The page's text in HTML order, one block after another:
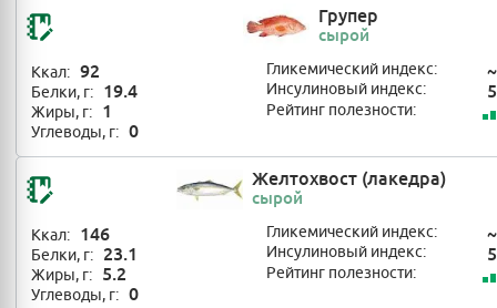
Групер
сырой
Ккал: 92
Белки, г: 19.4
Жиры, г: 1
Углеводы, г: 0
Гликемический индекс: ~
Инсулиновый индекс:
Рейтинг полезности:
Желтохвост (лакедра)
сырой
Ккал: 146
Белки, г: 23.1
Жиры, г: 5.2
Углеводы, г: 0
Гликемический индекс: ~
Инсулиновый индекс:
Рейтинг полезности: